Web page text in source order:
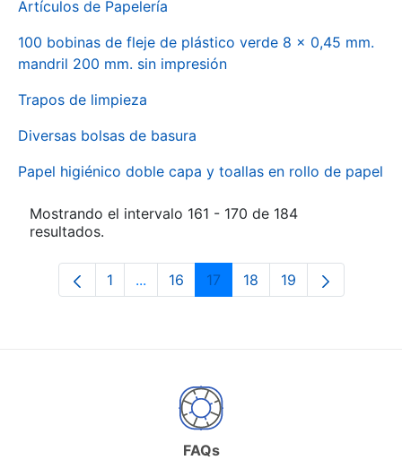
Artículos de Papelería
100 bobinas de fleje de plástico verde 8 x 0,45 mm.
mandril 200 mm. sin impresión
Trapos de limpieza
Diversas bolsas de basura
Papel higiénico doble capa y toallas en rollo de papel
Mostrando el intervalo 161 - 170 de 184
resultados.
Página
1 ...Páginas intermedias Use TAB para
Página
16 Página
17 Página
18 Página
19
FAQs